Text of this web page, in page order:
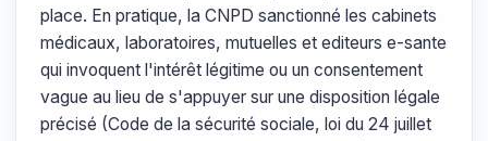
place. En pratique, la CNPD sanctionné les cabinets
médicaux, laboratoires, mutuelles et editeurs e-sante
qui invoquent l'intérêt légitime ou un consentement
vague au lieu de s'appuyer sur une disposition légale
précisé (Code de la sécurité sociale, loi du 24 juillet